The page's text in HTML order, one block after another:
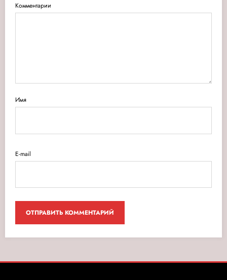
Комментарии
Имя
E-mail